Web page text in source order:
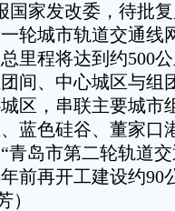
国家发改委，待批
轮城市轨道交通线
里程将达到约500
间、中心城区与组
区，串联主要城市
蓝色硅谷、董家口
青岛市第二轮轨道
前再开工建设约90
）